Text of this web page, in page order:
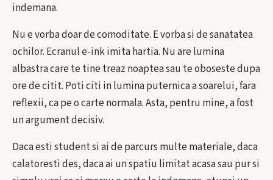
indemana.
Nu e vorba doar de comoditate. E vorba si de sanatatea
ochilor. Ecranul e-ink imita hartia. Nu are lumina
albastra care te tine treaz noaptea sau te oboseste dupa
ore de citit. Poti citi in lumina puternica a soarelui, fara
reflexii, ca pe o carte normala. Asta, pentru mine, a fost
un argument decisiv.
Daca esti student si ai de parcurs multe materiale, daca
calatoresti des, daca ai un spatiu limitat acasa sau pur si